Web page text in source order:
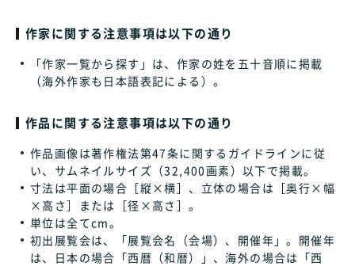
作家に関する注意事項は以下の通り
「作家一覧から探す」は、作家の姓を五十音順に掲載
（海外作家も日本語表記による）。
作品に関する注意事項は以下の通り
作品画像は著作権法第47条に関するガイドラインに従
い、サムネイルサイズ（32,400画素）以下で掲載。
寸法は平面の場合［縦×横］、立体の場合は［奥行×幅
×高さ］または［径×高さ］。
単位は全てcm。
初出展覧会は、「展覧会名（会場）、開催年」。開催年
は、日本の場合「西暦（和暦）」、海外の場合は「西